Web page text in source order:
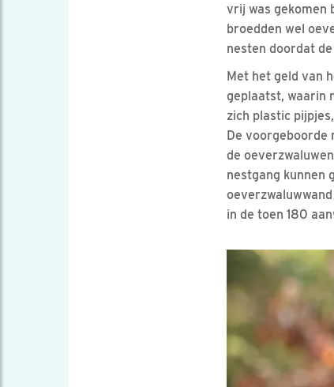
vrij was gekomen
broedden wel
nesten doordat
Met het geld van
geplaatst, waarin
zich plastic
De voorgeboorde
de
nestgang kunnen
in de toen 180